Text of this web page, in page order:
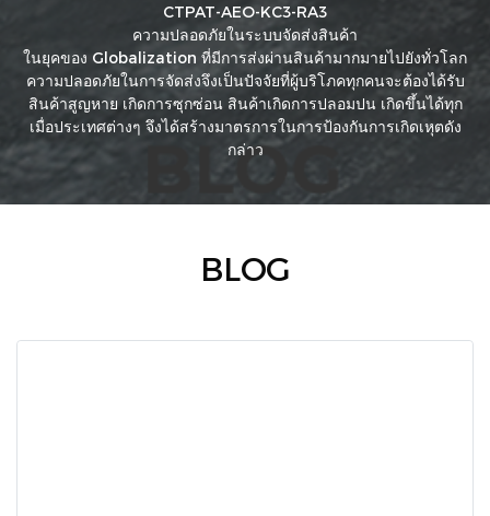
CTPAT-AEO-KC3-RA3
ความปลอดภัยในระบบจัดส่งสินค้า
ในยุคของ Globalization ที่มีการส่งผ่านสินค้ามากมายไปยังทั่วโลก
ความปลอดภัยในการจัดส่งจึงเป็นปัจจัยที่ผู้บริโภคทุกคนจะต้องได้รับ
สินค้าสูญหาย เกิดการซุกซ่อน สินค้าเกิดการปลอมปน เกิดขึ้นได้ทุก
เมื่อประเทศต่างๆ จึงได้สร้างมาตรการในการป้องกันการเกิดเหุตดัง
กล่าว
BLOG